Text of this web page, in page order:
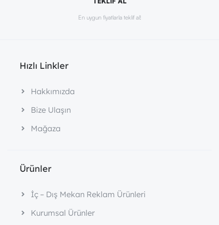
En uygun fiyatlarla teklif al!
Hızlı Linkler
Hakkımızda
Bize Ulaşın
Mağaza
Ürünler
İç – Dış Mekan Reklam Ürünleri
Kurumsal Ürünler